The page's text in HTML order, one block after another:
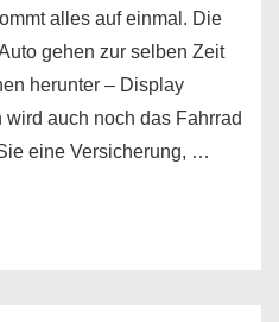
alles auf einmal. Die
gehen zur selben Zeit
herunter – Display
auch noch das Fahrrad
eine Versicherung, …